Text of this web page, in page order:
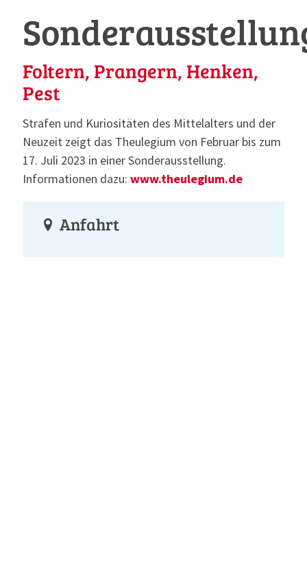
Foltern, Prangern, Henken,
Pest
Strafen und Kuriositäten des Mittelalters und der
Neuzeit zeigt das Theulegium von Februar bis zum
17. Juli 2023 in einer Sonderausstellung.
Informationen dazu: www.theulegium.de
Anfahrt